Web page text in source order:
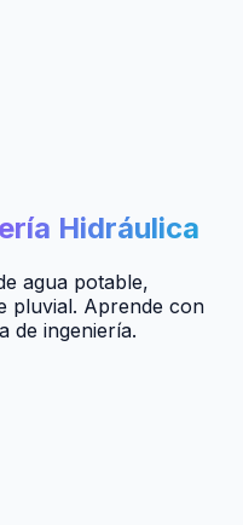
Hidráulica
agua potable,
pluvial. Aprende con
de ingeniería.